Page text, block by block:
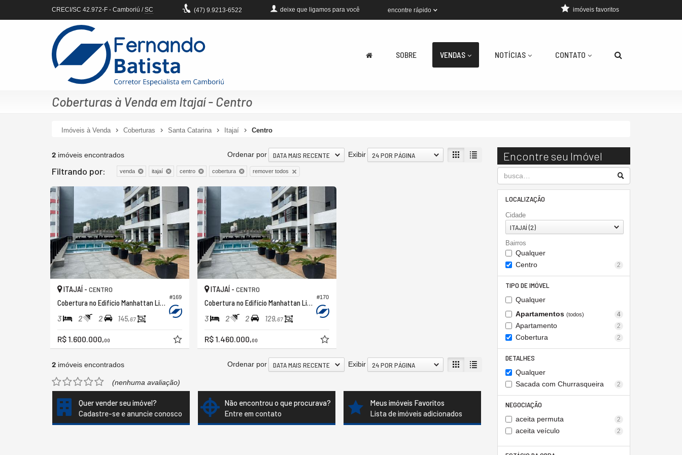
CRECI/SC 42.972-F - Camboriú /SC (47) 9.9213-6522 deixe que ligamos para você encontre rápido imóveis favoritos
SOBRE VENDAS NOTÍCIAS CONTATO
Coberturas à Venda em Itajaí - Centro
Imóveis à Venda Coberturas Santa Catarina Itajaí Centro
Encontre seu Imóvel
LOCALIZAÇÃO
Cidade
ITAJAÍ (2)
Bairros
Qualquer
Centro
2
TIPO DE IMÓVEL
Qualquer
Apartamentos (todos) 4
Apartamento 2
Cobertura 2
DETALHES
Qualquer
Sacada com Churrasqueira
2
NEGOCIAÇÃO
aceita permuta 2
aceita veículo 2
2 imóveis encontrados Exibir 24 POR PÁGINA
Ordenar por DATA MAIS RECENTE
Filtrando por: venda itajaí centro cobertura remover todos
#169
ITAJAÍ - CENTRO
Cobertura no Edifício Manhattan Life Connection
3 2 2 145,67
R$ 1.600.000,00
#170
ITAJAÍ - CENTRO
Cobertura no Edifício Manhattan Life Connection
3 2 2 129,67
R$ 1.460.000,00
2 imóveis encontrados Exibir 24 POR PÁGINA
Ordenar por DATA MAIS RECENTE
(nenhuma avaliação)
Quer vender seu imóvel?
Cadastre-se e anuncie conosco
Não encontrou o que procurava?
Entre em contato
Meus imóveis Favoritos
Lista de imóveis adicionados